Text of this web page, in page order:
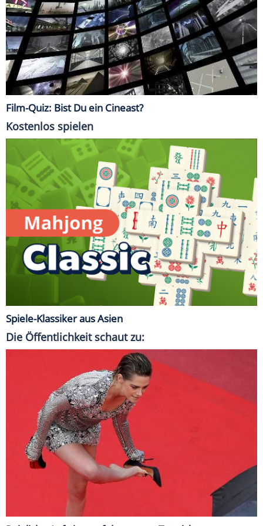
Film-Quiz: Bist Du ein Cineast?
Kostenlos spielen
Spiele-Klassiker aus Asien
Die Öffentlichkeit schaut zu: